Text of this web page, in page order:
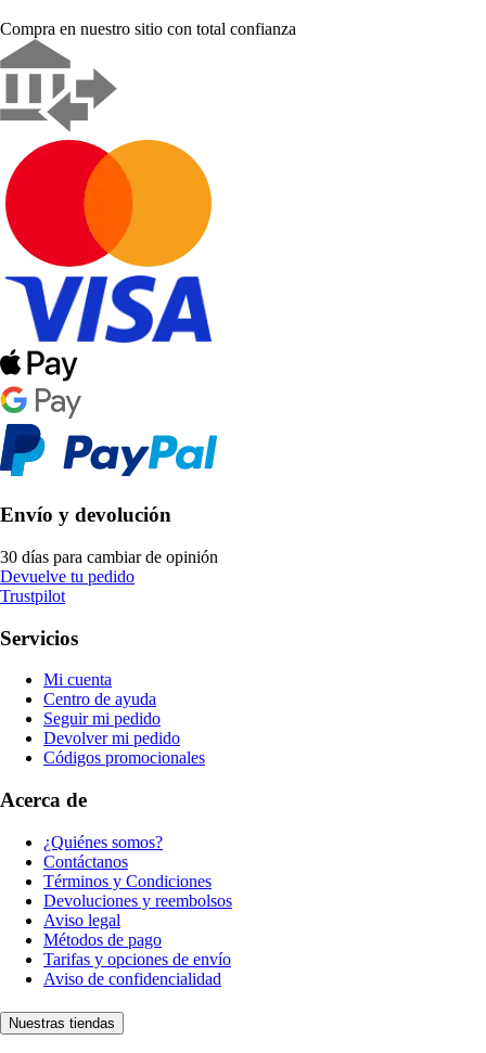
Compra en nuestro sitio con total confianza
Envío y devolución
30 días para cambiar de opinión
Devuelve tu pedido
Trustpilot
Servicios
Mi cuenta
Centro de ayuda
Seguir mi pedido
Devolver mi pedido
Códigos promocionales
Acerca de
¿Quiénes somos?
Contáctanos
Términos y Condiciones
Devoluciones y reembolsos
Aviso legal
Métodos de pago
Tarifas y opciones de envío
Aviso de confidencialidad
Nuestras tiendas